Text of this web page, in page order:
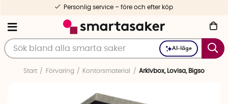
AI-läge
Personlig service – före och efter köp
Start Förvaring Kontorsmaterial Arkivbox, Lovisa, Bigso